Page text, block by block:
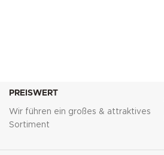
PREISWERT
Wir führen ein großes & attraktives
Sortiment